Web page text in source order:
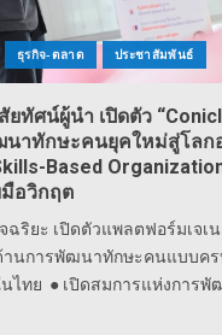
ธุรกิจ-ตลาด ประชาสัมพันธ์
ยทัศน์ผู้นำ เปิดตัว
าทักษะคนยุคใหม่สู่โลก
Based
อวิกฤต
ริยะ เปิดตัวแพลตฟอร์มเจเ
ด้านการพัฒนาทักษะคนแบบค
นไทย ● เปิดสมการแห่งการ